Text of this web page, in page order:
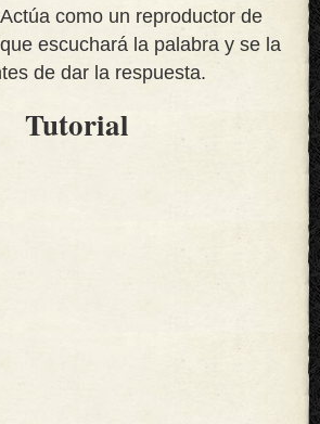
como un reproductor de
escuchará la palabra y se la
de dar la respuesta.
Tutorial